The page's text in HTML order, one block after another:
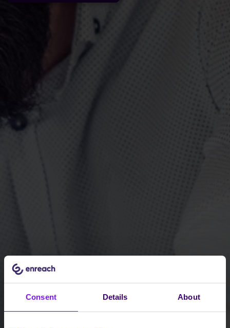
Consent Details About